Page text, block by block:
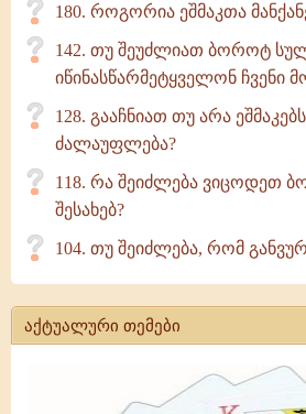
180. როგორია ეშმაკთა
142. თუ შეუძლიათ ბოროტ
იწინასწარმეტყველონ ჩვენი
128. გააჩნიათ თუ არა
ძალაუფლება?
118. რა შეიძლება ვიცოდეთ
შესახებ?
104. თუ შეიძლება, რომ
აქტუალური თემები